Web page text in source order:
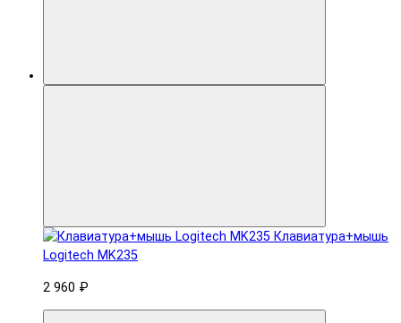
Клавиатура+мышь
Logitech MK235
2 960 ₽